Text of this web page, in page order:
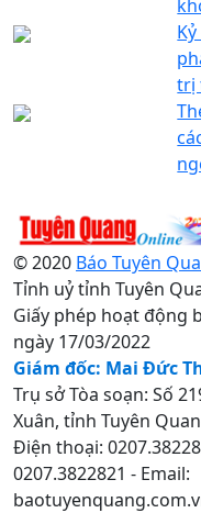
trị
© 2020 Báo Tuyên
Tỉnh uỷ tỉnh Tuyên
Giấy phép hoạt động
ngày 17/03/2022
Giám đốc: Mai Đức
Trụ sở Tòa soạn: Số
Xuân, tỉnh Tuyên
Điện thoại:
0207.3822821 - Email: